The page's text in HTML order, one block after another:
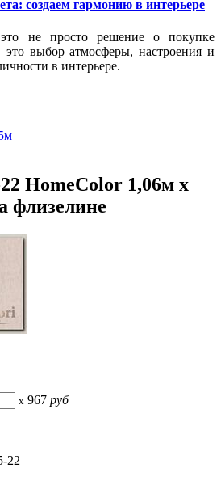
создаем гармонию в интерьере
не просто решение о покупке
это выбор атмосферы, настроения и
в интерьере.
HomeColor 1,06м х
флизелине
x 967 руб
22